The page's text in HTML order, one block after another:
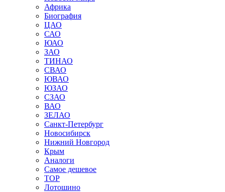
Африка
Биография
ЦАО
САО
ЮАО
ЗАО
ТИНАО
СВАО
ЮВАО
ЮЗАО
СЗАО
ВАО
ЗЕЛАО
Санкт-Петербург
Новосибирск
Нижний Новгород
Крым
Аналоги
Самое дешевое
TOP
Лотошино